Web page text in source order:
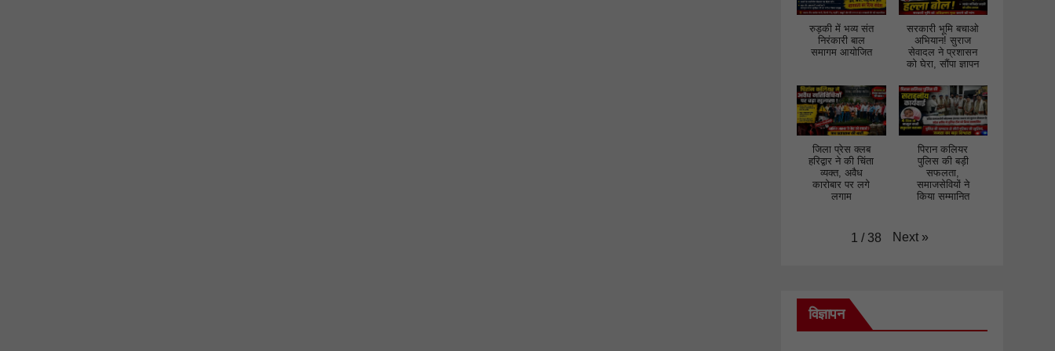
रुड़की में भव्य संत
निरंकारी बाल
समागम आयोजित
सरकारी भूमि बचाओ
अभियान! सुराज
सेवादल ने प्रशासन
को घेरा, सौंपा ज्ञापन
जिला प्रेस क्लब
हरिद्वार ने की चिंता
व्यक्त, अवैध
कारोबार पर लगे
लगाम
पिरान कलियर
पुलिस की बड़ी
सफलता,
समाजसेवियों ने
किया सम्मानित
1 / 38 Next »
विज्ञापन